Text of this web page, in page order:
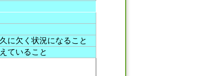
に欠く状況になること
ていること